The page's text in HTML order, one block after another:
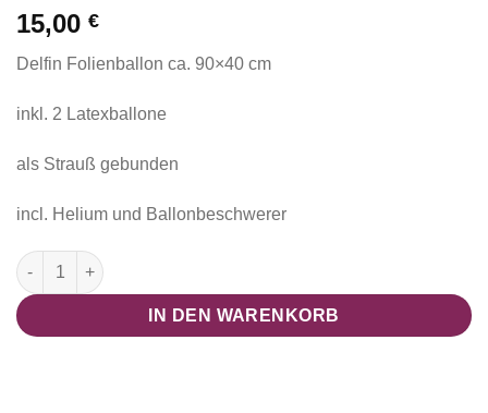
15,00 €
Delfin Folienballon ca. 90×40 cm
inkl. 2 Latexballone
als Strauß gebunden
incl. Helium und Ballonbeschwerer
Ballonstrauß "Friendly Flipper blue" Menge
IN DEN WARENKORB